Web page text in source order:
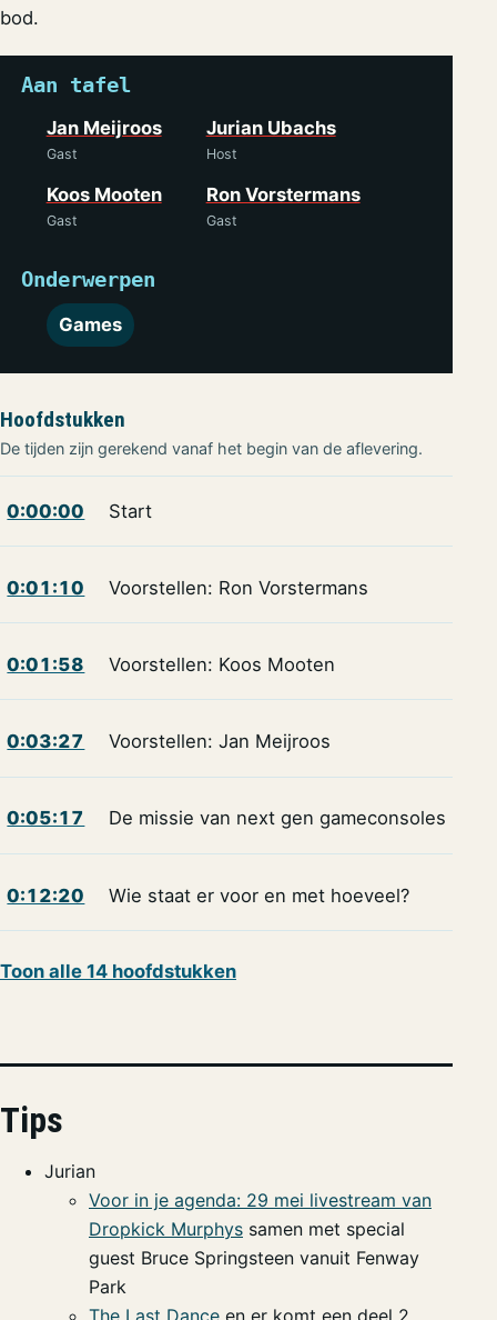
bod.
Aan tafel
Jan Meijroos
Gast
Jurian Ubachs
Host
Koos Mooten
Gast
Ron Vorstermans
Gast
Onderwerpen
Games
Hoofdstukken
De tijden zijn gerekend vanaf het begin van de aflevering.
0:00:00 Start
0:01:10 Voorstellen: Ron Vorstermans
0:01:58 Voorstellen: Koos Mooten
0:03:27 Voorstellen: Jan Meijroos
0:05:17 De missie van next gen gameconsoles
0:12:20 Wie staat er voor en met hoeveel?
Toon alle 14 hoofdstukken
Tips
Jurian
Voor in je agenda: 29 mei livestream van
Dropkick Murphys samen met special
guest Bruce Springsteen vanuit Fenway
Park